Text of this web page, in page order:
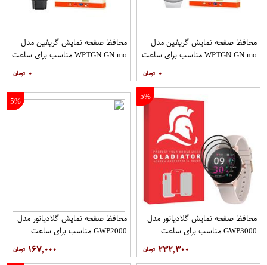
محافظ صفحه نمایش گریفین مدل
WPTGN GN mo مناسب برای ساعت
۰
محافظ صفحه نمایش گریفین مدل
WPTGN GN mo مناسب برای ساعت
هوشمند سامسونگ Galaxy Watch 3
45mm
۰
5%
محافظ صفحه نمایش گلادیاتور مدل
GWP3000 مناسب برای ساعت
هوشمند شیائومی Imilab W11 بسته
سه عددی
۲۳۲,۳۰۰
5%
محافظ صفحه نمایش گلادیاتور مدل
GWP2000 مناسب برای ساعت
هوشمند شیائومی Imilab W12 بسته
دو عددی
۱۶۷,۰۰۰